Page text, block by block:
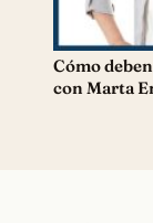
Cómo
con Marta